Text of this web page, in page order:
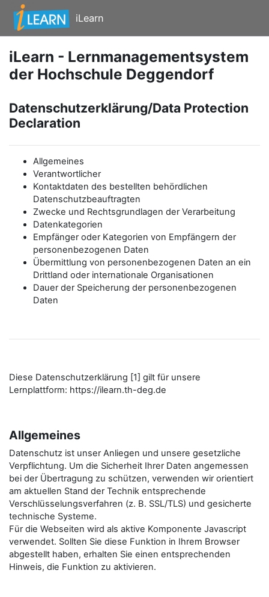
Zum Hauptinhalt
iLearn
iLearn - Lernmanagementsystem
der Hochschule Deggendorf
Datenschutzerklärung/Data Protection
Declaration
Allgemeines
Verantwortlicher
Kontaktdaten des bestellten behördlichen
Datenschutzbeauftragten
Zwecke und Rechtsgrundlagen der Verarbeitung
Datenkategorien
Empfänger oder Kategorien von Empfängern der
personenbezogenen Daten
Übermittlung von personenbezogenen Daten an ein
Drittland oder internationale Organisationen
Dauer der Speicherung der personenbezogenen
Daten
Diese Datenschutzerklärung [1] gilt für unsere
Lernplattform: https://ilearn.th-deg.de
Allgemeines
Datenschutz ist unser Anliegen und unsere gesetzliche
Verpflichtung. Um die Sicherheit Ihrer Daten angemessen
bei der Übertragung zu schützen, verwenden wir orientiert
am aktuellen Stand der Technik entsprechende
Verschlüsselungsverfahren (z. B. SSL/TLS) und gesicherte
technische Systeme.
Für die Webseiten wird als aktive Komponente Javascript
verwendet. Sollten Sie diese Funktion in Ihrem Browser
abgestellt haben, erhalten Sie einen entsprechenden
Hinweis, die Funktion zu aktivieren.